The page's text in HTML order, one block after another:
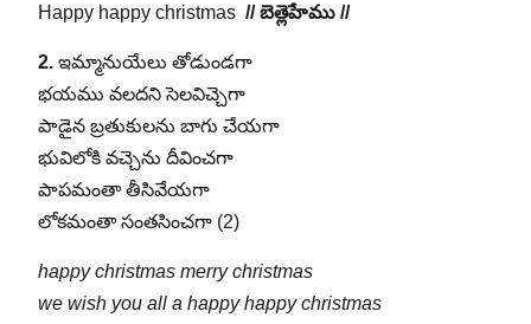
Happy happy christmas // బెత్లెహేము //
2.ఇమ్మానుయేలు తోడుండగా
భయము వలదని సెలవిచ్చెగా
పాడైన బ్రతుకులను బాగు చేయగా
భువిలోకి వచ్చెను దీవించగా
పాపమంతా తీసివేయగా
లోకమంతా సంతసించగా (2)
happy christmas merry christmas
we wish you all a happy happy christmas